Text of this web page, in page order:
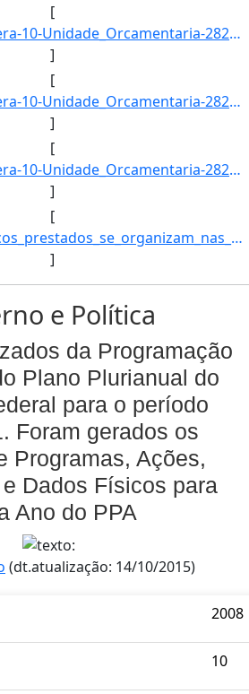
[
11255: Ano-2008-Esfera-10-Unidade_Orcamentaria-28203-Funcao-22-SubFuncao-664-Programa-0393-Acao-2732-Locali]
]
[
11256: Ano-2008-Esfera-10-Unidade_Orcamentaria-28203-Funcao-22-SubFuncao-664-Programa-0393-Acao-2734-Locali]
]
[
11257: Ano-2008-Esfera-10-Unidade_Orcamentaria-28203-Funcao-22-SubFuncao-664-Programa-0393-Acao-2760-Locali]
]
[
11258: Ano-Os_servicos_prestados_se_organizam_nas_seguintes_modalidades-}]
]
e Política
da Programação
Plano Plurianual do
para o período
Foram gerados os
Programas, Ações,
Dados Físicos para
Ano do PPA
(dt.atualização: 14/10/2015)
2008
10